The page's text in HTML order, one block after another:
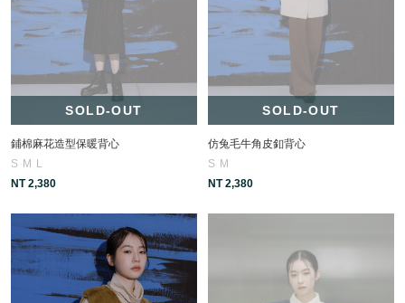
SOLD-OUT
鋪棉麻花造型保暖背心
S M
L
NT 2,380
SOLD-OUT
仿兔毛牛角皮釦背心
S M
NT 2,380